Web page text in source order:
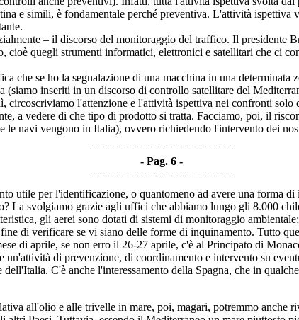
e simili, è fondamentale perché preventiva. L'attività ispettiva
– il discorso del monitoraggio del traffico. Il presidente
quegli strumenti informatici, elettronici e satellitari che ci
se ho la segnalazione di una macchina in una determinata
inseriti in un discorso di controllo satellitare del
circoscriviamo l'attenzione e l'attività ispettiva nei confronti
a vedere di che tipo di prodotto si tratta. Facciamo, poi, il
le navi vengono in Italia), ovvero richiedendo l'intervento dei
Pag. 6
utile per l'identificazione, o quantomeno ad avere una forma di
svolgiamo grazie agli uffici che abbiamo lungo gli 8.000
gli aerei sono dotati di sistemi di monitoraggio
di verificare se vi siano delle forme di inquinamento. Tutto
di aprile, se non erro il 26-27 aprile, c'è al Principato di
di prevenzione, di coordinamento e intervento su
C'è anche l'interessamento della Spagna, che in
all'olio e alle trivelle in mare, poi, magari, potremmo anche